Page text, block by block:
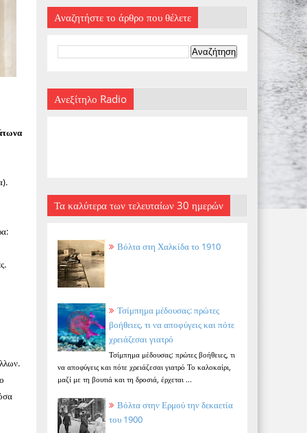
Αναζητήστε το άρθρο που θέλετε
Ανεξίτηλο Radio
Τα καλύτερα των τελευταίων 30 ημερών
Βόλτα στη Χαλκίδα το 1910
Τσίμπημα μέδουσας: πρώτες
βοήθειες, τι να αποφύγεις και πότε
χρειάζεσαι γιατρό
Τσίμπημα μέδουσας: πρώτες βοήθειες, τι
να αποφύγεις και πότε χρειάζεσαι γιατρό Το καλοκαίρι,
μαζί με τη βουτιά και τη δροσιά, έρχεται ...
Βόλτα στην Ερμού την δεκαετία
του 1900